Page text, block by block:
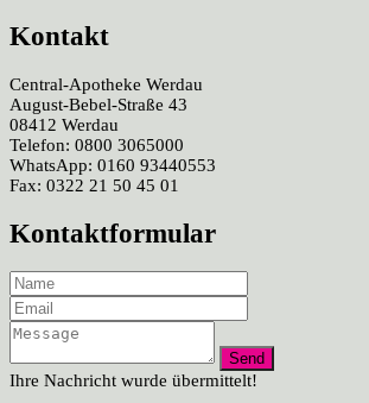
Kontakt
Central-Apotheke Werdau
August-Bebel-Straße 43
08412 Werdau
Telefon: 0800 3065000
WhatsApp: 0160 93440553
Fax: 0322 21 50 45 01
Kontaktformular
Ihre Nachricht wurde übermittelt!